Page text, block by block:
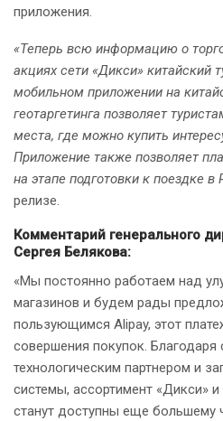
приложения.
«Теперь всю информацию о
акциях сети «Дикси» китайский
мобильном приложении на
геотаргетинга позволяет
места, где можно купить
Приложение также позволяет
на этапе подготовки к поездке в
релизе.
Комментарий генерального
Сергея Белякова:
«Мы постоянно работаем над
магазинов и будем рады
пользующимся Alipay, этот
совершения покупок. Благодаря
технологическим партнером и
системы, ассортимент «Дикси»
станут доступны еще большему